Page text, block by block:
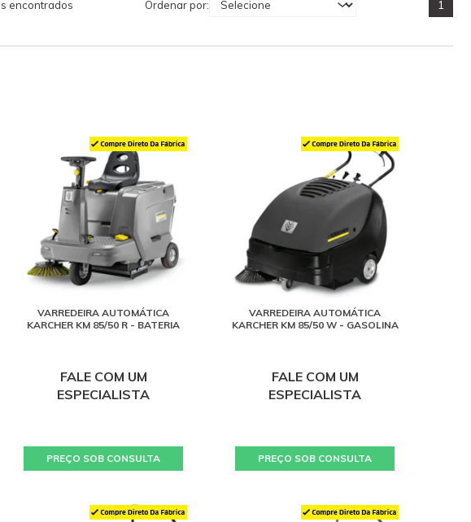
encontrados Ordenar por: 1
VARREDEIRA AUTOMÁTICA
KARCHER KM 85/50 R - BATERIA
FALE COM UM
ESPECIALISTA
PREÇO SOB CONSULTA
VARREDEIRA AUTOMÁTICA
KARCHER KM 85/50 W - GASOLINA
FALE COM UM
ESPECIALISTA
PREÇO SOB CONSULTA